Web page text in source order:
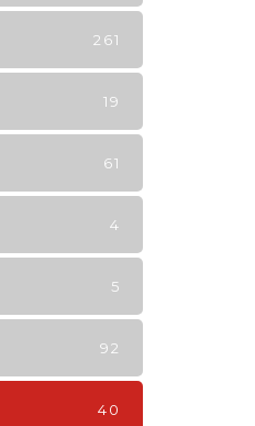
261
19
61
4
5
92
40